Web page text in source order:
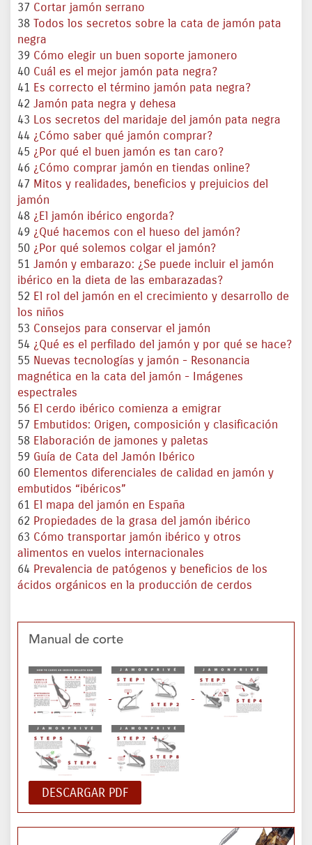
37 Cortar jamón serrano
38 Todos los secretos sobre la cata de jamón pata
negra
39 Cómo elegir un buen soporte jamonero
40 Cuál es el mejor jamón pata negra?
41 Es correcto el término jamón pata negra?
42 Jamón pata negra y dehesa
43 Los secretos del maridaje del jamón pata negra
44 ¿Cómo saber qué jamón comprar?
45 ¿Por qué el buen jamón es tan caro?
46 ¿Cómo comprar jamón en tiendas online?
47 Mitos y realidades, beneficios y prejuicios del
jamón
48 ¿El jamón ibérico engorda?
49 ¿Qué hacemos con el hueso del jamón?
50 ¿Por qué solemos colgar el jamón?
51 Jamón y embarazo: ¿Se puede incluir el jamón
ibérico en la dieta de las embarazadas?
52 El rol del jamón en el crecimiento y desarrollo de
los niños
53 Consejos para conservar el jamón
54 ¿Qué es el perfilado del jamón y por qué se hace?
55 Nuevas tecnologías y jamón - Resonancia
magnética en la cata del jamón - Imágenes
espectrales
56 El cerdo ibérico comienza a emigrar
57 Embutidos: Origen, composición y clasificación
58 Elaboración de jamones y paletas
59 Guía de Cata del Jamón Ibérico
60 Elementos diferenciales de calidad en jamón y
embutidos “ibéricos”
61 El mapa del jamón en España
62 Propiedades de la grasa del jamón ibérico
63 Cómo transportar jamón ibérico y otros
alimentos en vuelos internacionales
64 Prevalencia de patógenos y beneficios de los
ácidos orgánicos en la producción de cerdos
Manual de corte
DESCARGAR PDF